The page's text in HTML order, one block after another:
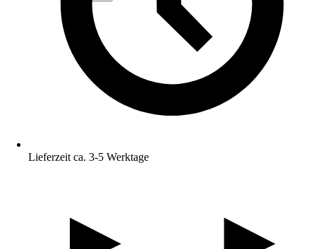
Lieferzeit ca. 3-5 Werktage